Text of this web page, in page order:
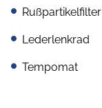
Rußpartikelfilter
Lederlenkrad
Tempomat